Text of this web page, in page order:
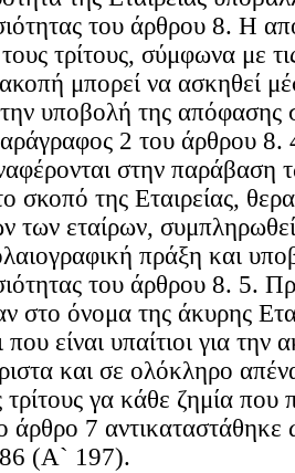
του άρθρου 8. Η
τρίτους, σύμφωνα με
μπορεί να ασκηθεί
υποβολή της απόφασης
2 του άρθρου 8.
στην παράβαση
σκοπό της Εταιρείας,
των εταίρων, συμπληρωθεί
πράξη και
του άρθρου 8. 5.
στο όνομα της άκυρης
που είναι υπαίτιοι για την
και σε ολόκληρο
τρίτους γα κάθε ζημία
7 αντικαταστάθηκε
(Α` 197).